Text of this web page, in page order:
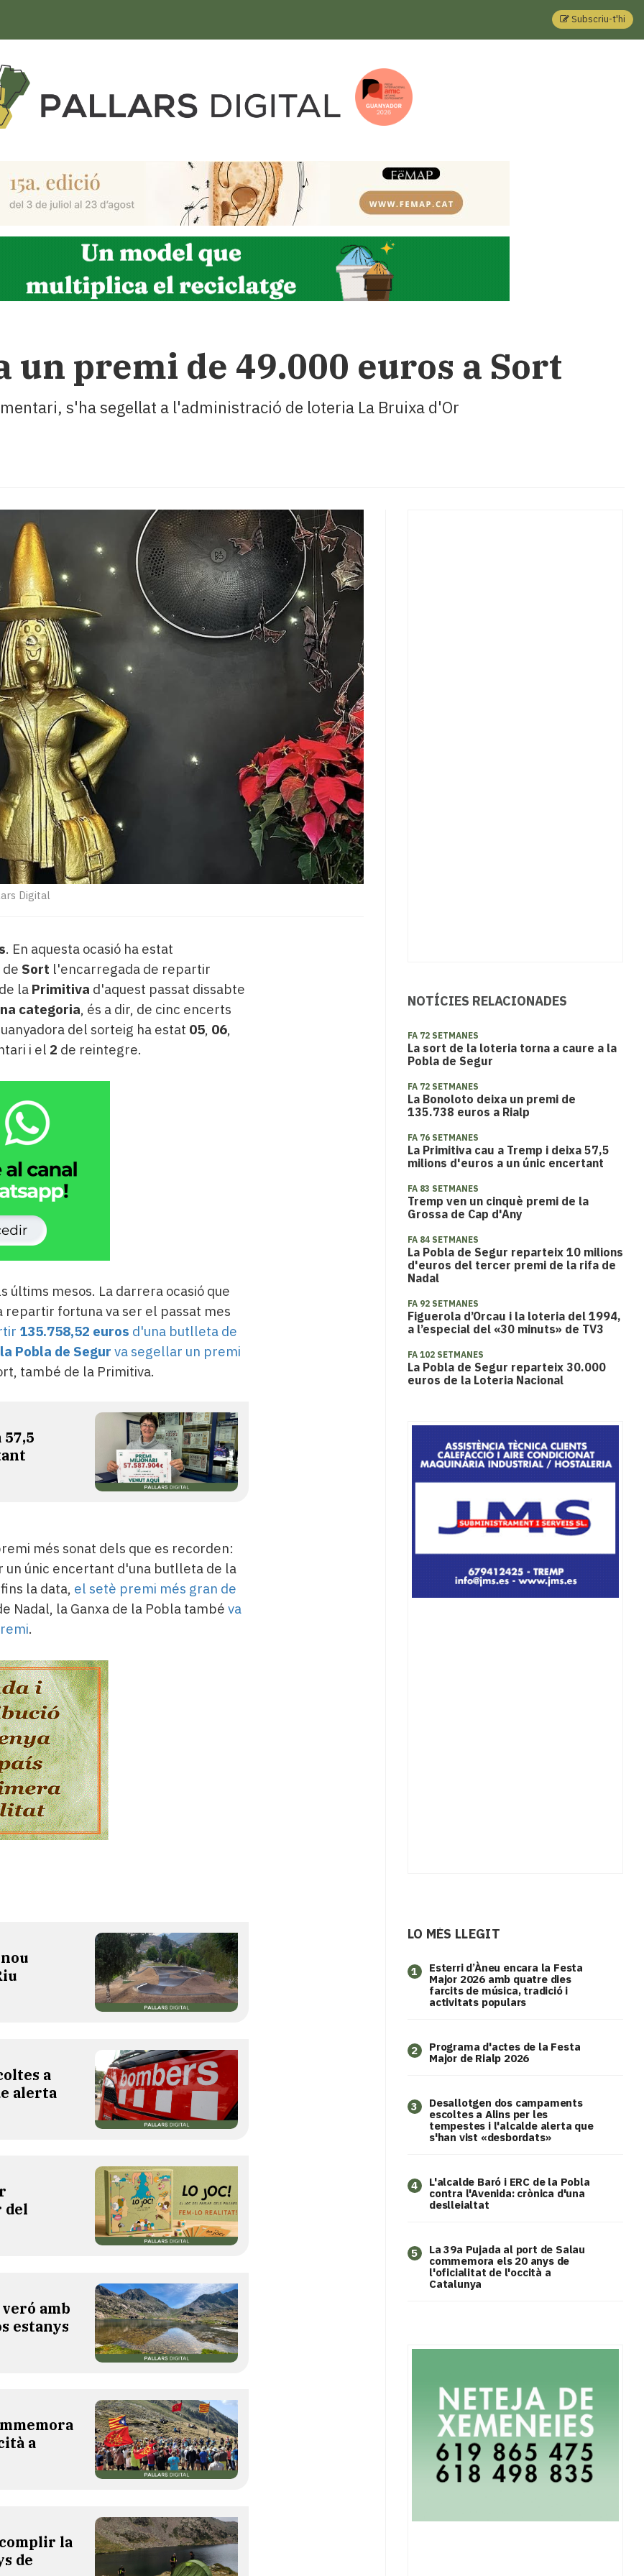
Subscriu-t'hi
premi de 49.000 euros a Sort
s'ha segellat a l'administració de loteria La Bruixa d'Or
Digital
. En aquesta ocasió ha estat
de Sort l'encarregada de repartir
la Primitiva d'aquest passat dissabte
categoria, és a dir, de cinc encerts
del sorteig ha estat 05, 06,
i el 2 de reintegre.
últims mesos. La darrera ocasió que
fortuna va ser el passat mes
135.758,52 euros d'una butlleta de
la Pobla de Segur va segellar un premi
també de la Primitiva.
més sonat dels que es recorden:
un únic encertant d'una butlleta de la
la data, el setè premi més gran de
Nadal, la Ganxa de la Pobla també va
.
a
alerta
del
amb
estanys
a
la
de
NOTÍCIES RELACIONADES
FA 72 SETMANES
La sort de la loteria torna a caure a la
Pobla de Segur
FA 72 SETMANES
La Bonoloto deixa un premi de
135.738 euros a Rialp
FA 76 SETMANES
La Primitiva cau a Tremp i deixa 57,5
milions d'euros a un únic encertant
FA 83 SETMANES
Tremp ven un cinquè premi de la
Grossa de Cap d'Any
FA 84 SETMANES
La Pobla de Segur reparteix 10 milions
d'euros del tercer premi de la rifa de
Nadal
FA 92 SETMANES
Figuerola d’Orcau i la loteria del 1994,
a l’especial del «30 minuts» de TV3
FA 102 SETMANES
La Pobla de Segur reparteix 30.000
euros de la Loteria Nacional
LO MÉS LLEGIT
1
Esterri d’Àneu encara la Festa
Major 2026 amb quatre dies
farcits de música, tradició i
activitats populars
2
Programa d'actes de la Festa
Major de Rialp 2026
3
​Desallotgen dos campaments
escoltes a Alins per les
tempestes i l'alcalde alerta que
s'han vist «desbordats»
4
L'alcalde Baró i ERC de la Pobla
contra l'Avenida: crònica d'una
deslleialtat
5
​La 39a Pujada al port de Salau
commemora els 20 anys de
l'oficialitat de l'occità a
Catalunya